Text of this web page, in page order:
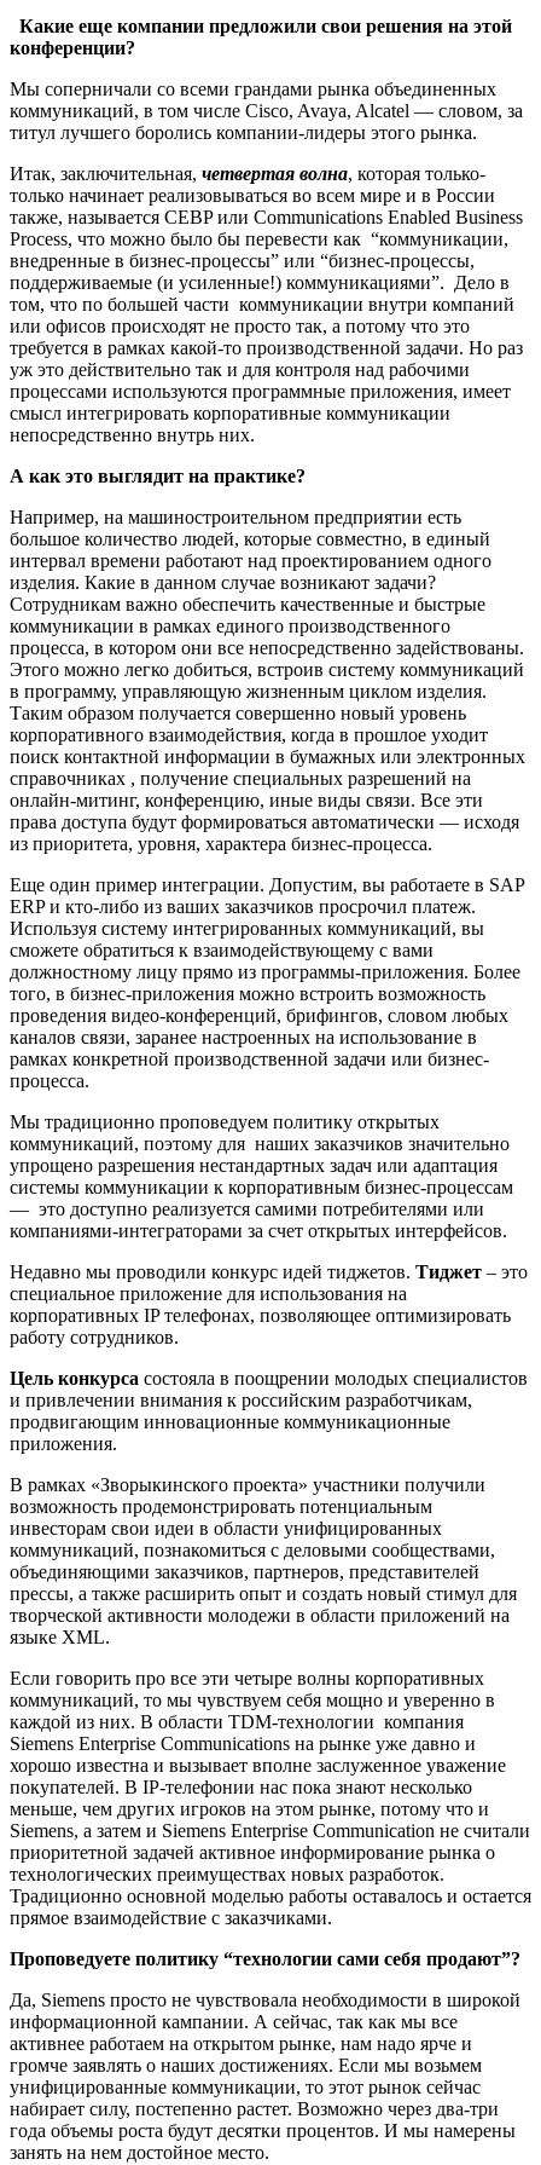
Какие еще компании предложили свои решения на этой
конференции?
Мы соперничали со всеми грандами рынка объединенных
коммуникаций, в том числе Сisco, Avaya, Alcatel — словом, за
титул лучшего боролись компании-лидеры этого рынка.
Итак, заключительная, четвертая волна, которая только-
только начинает реализовываться во всем мире и в России
также, называется CEBP или Communications Enabled Business
Process, что можно было бы перевести как “коммуникации,
внедренные в бизнес-процессы” или “бизнес-процессы,
поддерживаемые (и усиленные!) коммуникациями”. Дело в
том, что по большей части коммуникации внутри компаний
или офисов происходят не просто так, а потому что это
требуется в рамках какой-то производственной задачи. Но раз
уж это действительно так и для контроля над рабочими
процессами используются программные приложения, имеет
смысл интегрировать корпоративные коммуникации
непосредственно внутрь них.
А как это выглядит на практике?
Например, на машиностроительном предприятии есть
большое количество людей, которые совместно, в единый
интервал времени работают над проектированием одного
изделия. Какие в данном случае возникают задачи?
Сотрудникам важно обеспечить качественные и быстрые
коммуникации в рамках единого производственного
процесса, в котором они все непосредственно задействованы.
Этого можно легко добиться, встроив систему коммуникаций
в программу, управляющую жизненным циклом изделия.
Таким образом получается совершенно новый уровень
корпоративного взаимодействия, когда в прошлое уходит
поиск контактной информации в бумажных или электронных
справочниках , получение специальных разрешений на
онлайн-митинг, конференцию, иные виды связи. Все эти
права доступа будут формироваться автоматически — исходя
из приоритета, уровня, характера бизнес-процесса.
Еще один пример интеграции. Допустим, вы работаете в SAP
ERP и кто-либо из ваших заказчиков просрочил платеж.
Используя систему интегрированных коммуникаций, вы
сможете обратиться к взаимодействующему с вами
должностному лицу прямо из программы-приложения. Более
того, в бизнес-приложения можно встроить возможность
проведения видео-конференций, брифингов, словом любых
каналов связи, заранее настроенных на использование в
рамках конкретной производственной задачи или бизнес-
процесса.
Мы традиционно проповедуем политику открытых
коммуникаций, поэтому для наших заказчиков значительно
упрощено разрешения нестандартных задач или адаптация
системы коммуникации к корпоративным бизнес-процессам
— это доступно реализуется самими потребителями или
компаниями-интеграторами за счет открытых интерфейсов.
Недавно мы проводили конкурс идей тиджетов. Тиджет – это
специальное приложение для использования на
корпоративных IP телефонах, позволяющее оптимизировать
работу сотрудников.
Цель конкурса состояла в поощрении молодых специалистов
и привлечении внимания к российским разработчикам,
продвигающим инновационные коммуникационные
приложения.
В рамках «Зворыкинского проекта» участники получили
возможность продемонстрировать потенциальным
инвесторам свои идеи в области унифицированных
коммуникаций, познакомиться с деловыми сообществами,
объединяющими заказчиков, партнеров, представителей
прессы, а также расширить опыт и создать новый стимул для
творческой активности молодежи в области приложений на
языке XML.
Если говорить про все эти четыре волны корпоративных
коммуникаций, то мы чувствуем себя мощно и уверенно в
каждой из них. В области TDM-технологии компания
Siemens Enterprise Communications на рынке уже давно и
хорошо известна и вызывает вполне заслуженное уважение
покупателей. В IP-телефонии нас пока знают несколько
меньше, чем других игроков на этом рынке, потому что и
Siemens, а затем и Siemens Enterprise Communication не считали
приоритетной задачей активное информирование рынка о
технологических преимуществах новых разработок.
Традиционно основной моделью работы оставалось и остается
прямое взаимодействие с заказчиками.
Проповедуете политику “технологии сами себя продают”?
Да, Siemens просто не чувствовала необходимости в широкой
информационной кампании. А сейчас, так как мы все
активнее работаем на открытом рынке, нам надо ярче и
громче заявлять о наших достижениях. Если мы возьмем
унифицированные коммуникации, то этот рынок сейчас
набирает силу, постепенно растет. Возможно через два-три
года объемы роста будут десятки процентов. И мы намерены
занять на нем достойное место.